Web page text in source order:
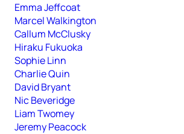
Emma Jeffcoat
Marcel Walkington
Callum McClusky
Hiraku Fukuoka
Sophie Linn
Charlie Quin
David Bryant
Nic Beveridge
Liam Twomey
Jeremy Peacock